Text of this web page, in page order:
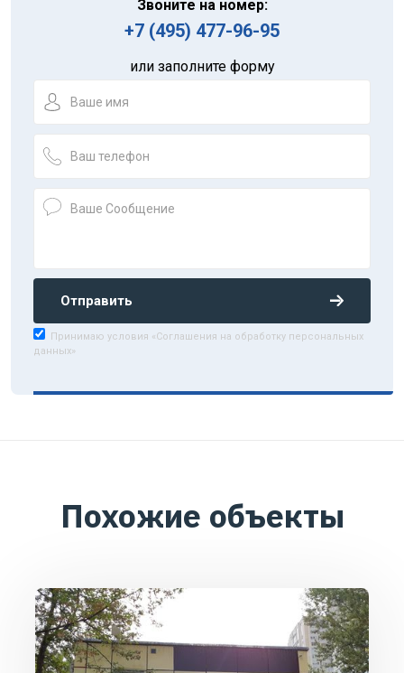
Звоните на номер:
+7 (495) 477-96-95
или заполните форму
Отправить
Принимаю условия «Соглашения на обработку персональных
данных»
Похожие объекты